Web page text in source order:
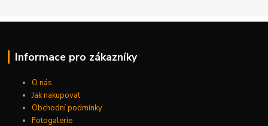
Informace pro zákazníky
O nás
Jak nakupovat
Obchodní podmínky
Fotogalerie